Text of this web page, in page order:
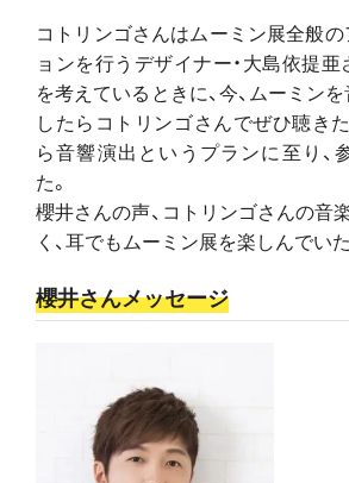
コトリンゴさんはムーミン展全般
ョンを行うデザイナー・大島依提
を考えているときに、今、ムーミン
したらコトリンゴさんでぜひ聴き
ら音響演出というプランに至り、
た。
櫻井さんの声、コトリンゴさんの音
く、耳でもムーミン展を楽しんでい
櫻井さんメッセージ